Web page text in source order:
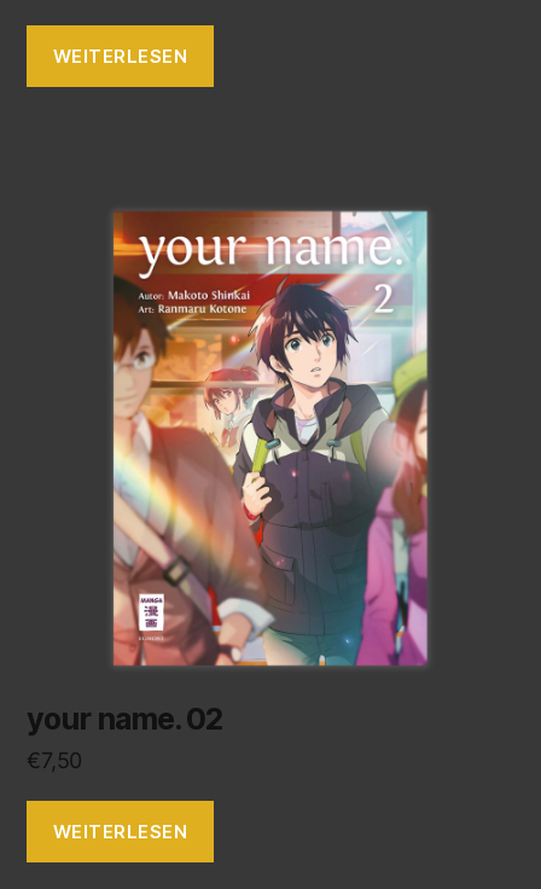
WEITERLESEN
your name. 02
€7,50
WEITERLESEN